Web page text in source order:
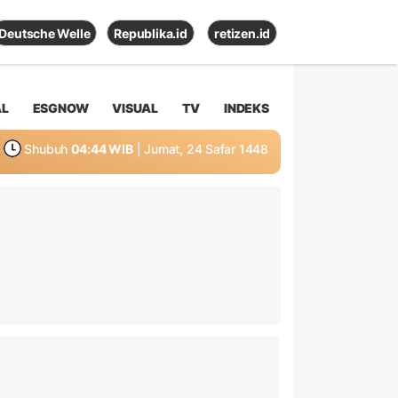
Deutsche Welle Republika.id retizen.id
ESGNOW VISUAL TV INDEKS
Shubuh 04:44 WIB | Jumat, 24 Safar 1448